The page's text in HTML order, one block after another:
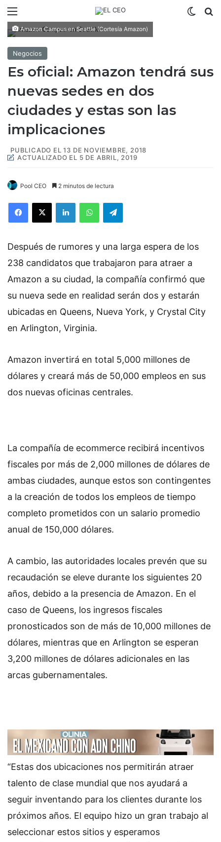
Amazon Campus en Seattle (Cortesía Amazon)
Negocios
Es oficial: Amazon tendrá sus
nuevas sedes en dos
ciudades y estas son las
implicaciones
PUBLICADO EL 13 DE NOVIEMBRE, 2018
ACTUALIZADO EL 5 DE ABRIL, 2019
Pool CEO 2 minutos de lectura
Después de rumores y una larga espera de los
238 candidatos que trabajaron para atraer a
Amazon a su ciudad, la compañía confirmó que
su nueva sede en realidad serán dos y estarán
ubicadas en Queens, Nueva York, y Crystal City
en Arlington, Virginia.
Amazon invertirá en total 5,000 millones de
dólares y creará más de 50,000 empleos en sus
dos nuevas oficinas centrales.
La compañía de ecommerce recibirá incentivos
fiscales por más de 2,000 millones de dólares de
ambas ciudades, aunque estos son contingentes
a la creación de todos los empleos de tiempo
completo prometidos con un salario promedio
anual de 150,000 dólares.
A cambio, las autoridades locales prevén que su
recaudación se eleve durante los siguientes 20
años, debido a la presencia de Amazon. En el
caso de Queens, los ingresos fiscales
pronosticados son de más de 10,000 millones de
dólares, mientras que en Arlington se esperan
3,200 millones de dólares adicionales en las
arcas gubernamentales.
“Estas dos ubicaciones nos permitirán atraer
talento de clase mundial que nos ayudará a
seguir inventando para los clientes durante los
próximos años. El equipo hizo un gran trabajo al
seleccionar estos sitios y esperamos